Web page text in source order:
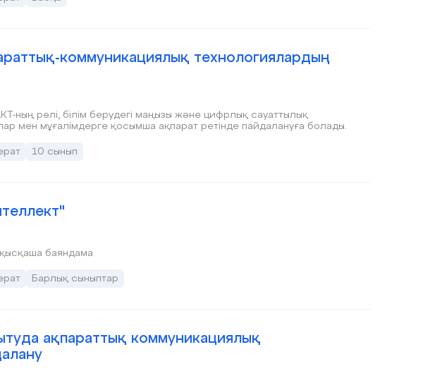
коммуникациялық технологиялардың
ның рөлі, білім берудегі маңызы және цифрлық сауаттылық
мен мұғалімдерге қосымша ақпарат ретінде пайдалануға болады.
10 сынып
баяндама
Барлық сыныптар
ақпараттық коммуникациялық